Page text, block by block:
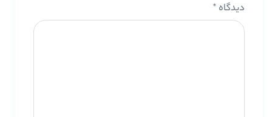
دیدگاه *